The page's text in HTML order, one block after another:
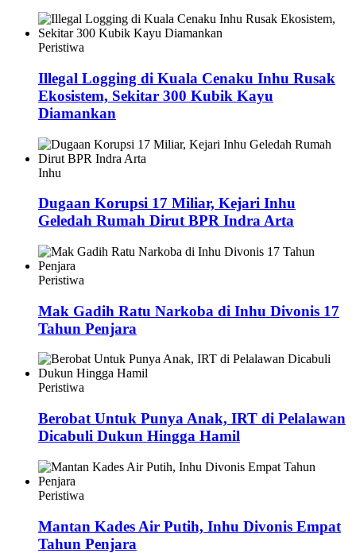
Peristiwa
Illegal Logging di Kuala Cenaku Inhu Rusak
Ekosistem, Sekitar 300 Kubik Kayu
Diamankan
Inhu
Dugaan Korupsi 17 Miliar, Kejari Inhu
Geledah Rumah Dirut BPR Indra Arta
Peristiwa
Mak Gadih Ratu Narkoba di Inhu Divonis 17
Tahun Penjara
Peristiwa
Berobat Untuk Punya Anak, IRT di Pelalawan
Dicabuli Dukun Hingga Hamil
Peristiwa
Mantan Kades Air Putih, Inhu Divonis Empat
Tahun Penjara